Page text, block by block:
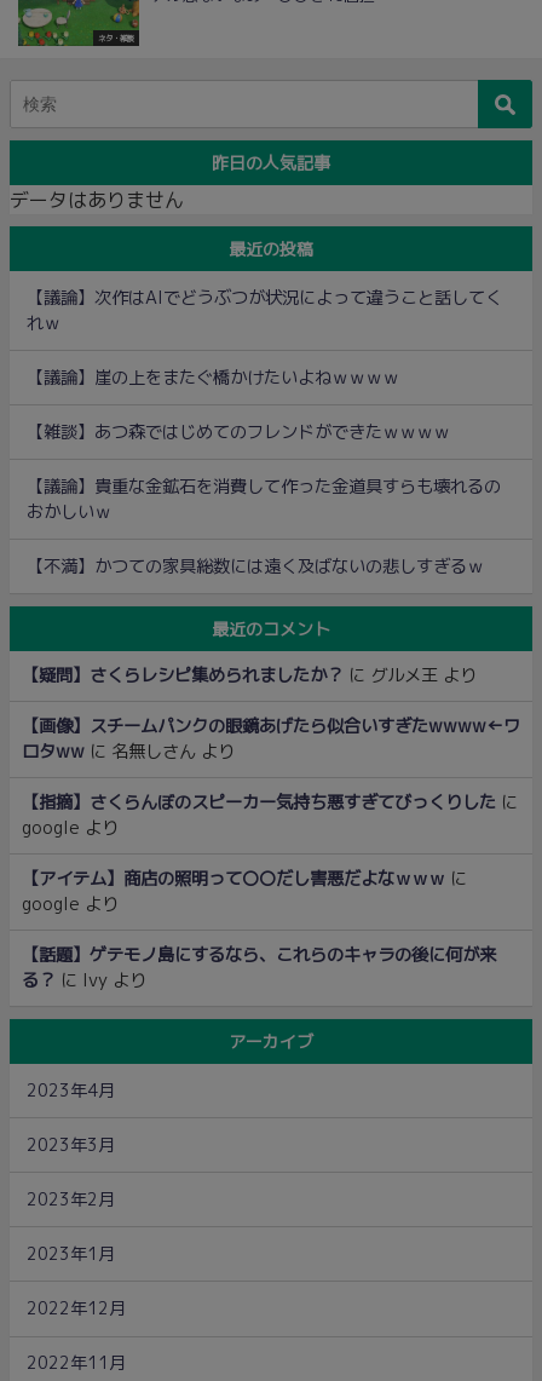
ネタ・雑談
昨日の人気記事
データはありません
最近の投稿
【議論】次作はAIでどうぶつが状況によって違うこと話してく
れｗ
【議論】崖の上をまたぐ橋かけたいよねｗｗｗｗ
【雑談】あつ森ではじめてのフレンドができたｗｗｗｗ
【議論】貴重な金鉱石を消費して作った金道具すらも壊れるの
おかしいｗ
【不満】かつての家具総数には遠く及ばないの悲しすぎるｗ
最近のコメント
【疑問】さくらレシピ集められましたか？ に グルメ王 より
【画像】スチームパンクの眼鏡あげたら似合いすぎたwwww←ワ
ロタww に 名無しさん より
【指摘】さくらんぼのスピーカー気持ち悪すぎてびっくりした に
google より
【アイテム】商店の照明って〇〇だし害悪だよなｗｗｗ に
google より
【話題】ゲテモノ島にするなら、これらのキャラの後に何が来
る？ に Ivy より
アーカイブ
2023年4月
2023年3月
2023年2月
2023年1月
2022年12月
2022年11月